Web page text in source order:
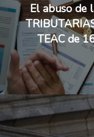
El abuso de
TEAC de